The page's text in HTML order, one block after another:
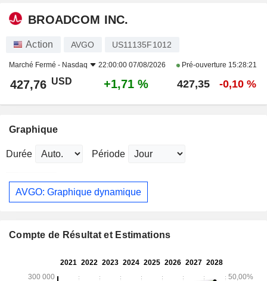
BROADCOM INC.
Action AVGO US11135F1012
Marché Fermé - Nasdaq 22:00:00 07/08/2026 Pré-ouverture 15:28:21
427,76 USD +1,71 % 427,35 -0,10 %
Graphique
Durée Période
AVGO: Graphique dynamique
Compte de Résultat et Estimations